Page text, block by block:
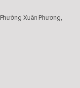
Xuân Phương,